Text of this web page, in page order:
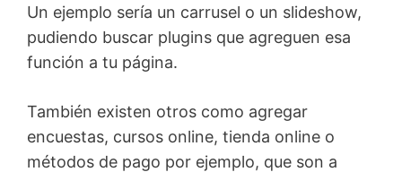
Un ejemplo sería un carrusel o un slideshow,
pudiendo buscar plugins que agreguen esa
función a tu página.
También existen otros como agregar
encuestas, cursos online, tienda online o
métodos de pago por ejemplo, que son a